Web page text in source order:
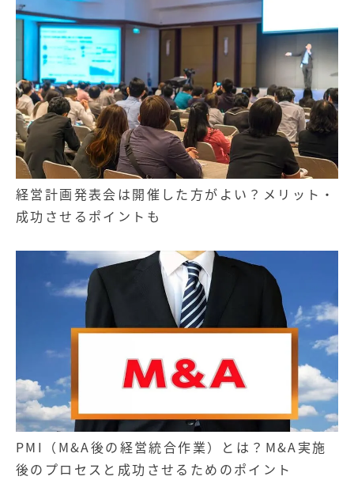
経営計画発表会は開催した方がよい？メリット・
成功させるポイントも
PMI（M&A後の経営統合作業）とは？M&A実施
後のプロセスと成功させるためのポイント